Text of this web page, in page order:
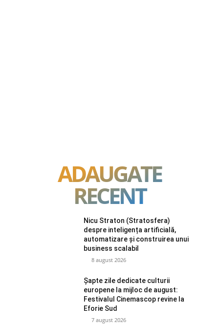
ADAUGATE
RECENT
Nicu Straton (Stratosfera)
despre inteligența artificială,
automatizare și construirea unui
business scalabil
8 august 2026
Șapte zile dedicate culturii
europene la mijloc de august:
Festivalul Cinemascop revine la
Eforie Sud
7 august 2026